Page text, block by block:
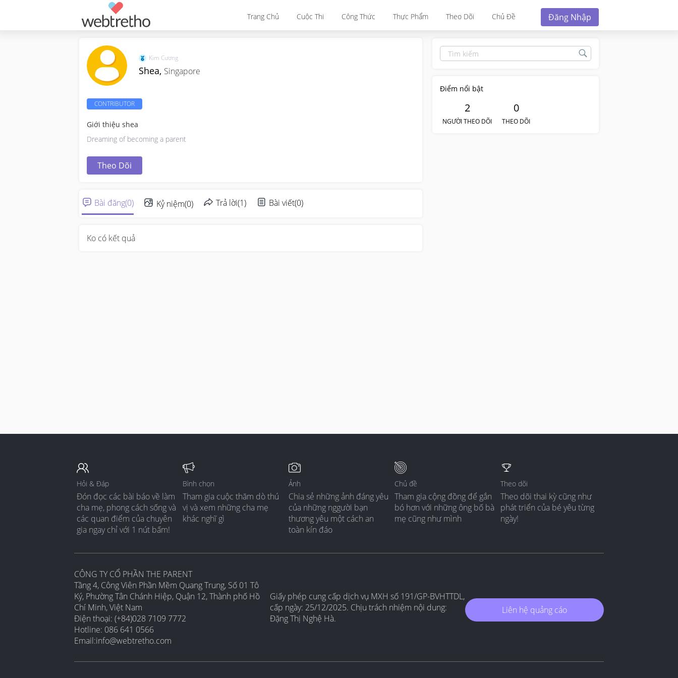
Trang Chủ Cuộc Thi Công Thức Thực Phẩm Theo Dõi Chủ Đề Đăng Nhập
Kim Cương
Shea, Singapore
CONTRIBUTOR
Giới thiệu shea
Dreaming of becoming a parent
Theo Dõi
Bài đăng(0) Kỷ niệm(0) Trả lời(1) Bài viết(0)
Ko có kết quả
Điểm nổi bật
2
NGƯỜI THEO DÕI
0
THEO DÕI
Hỏi & Đáp
Đón đọc các bài báo về làm
cha mẹ, phong cách sống và
các quan điểm của chuyên
gia ngay chỉ với 1 nút bấm!
Bình chọn
Tham gia cuộc thăm dò thú
vị và xem những cha mẹ
khác nghĩ gì
Ảnh
Chia sẻ những ảnh đáng yêu
của những nggười bạn
thương yêu một cách an
toàn kín đáo
Chủ đề
Tham gia cộng đồng để gắn
bó hơn với những ông bố bà
mẹ cũng như mình
Theo dõi
Theo dõi thai kỳ cũng như
phát triển của bé yêu từng
ngày!
CÔNG TY CỔ PHẦN THE PARENT
Tầng 4, Công Viên Phần Mềm Quang Trung, Số 01 Tô
Ký, Phường Tân Chánh Hiệp, Quận 12, Thành phố Hồ
Chí Minh, Việt Nam
Điện thoại: (+84)028 7109 7772
Hotline: 086 641 0566
Email:info@webtretho.com
Giấy phép cung cấp dịch vụ MXH số 191/GP-BVHTTDL,
cấp ngày: 25/12/2025. Chịu trách nhiệm nội dung:
Đặng Thị Nghệ Hà.
Liên hệ quảng cáo